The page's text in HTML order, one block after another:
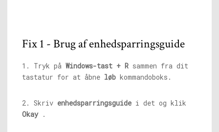
Fix 1 - Brug af enhedsparringsguide
1. Tryk på Windows-tast + R sammen fra dit
tastatur for at åbne løb kommandoboks.
2. Skriv enhedsparringsguide i det og klik
Okay.